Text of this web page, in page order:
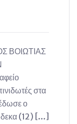
ΒΟΙΩΤΙΑΣ
στα
ο
(12) […]